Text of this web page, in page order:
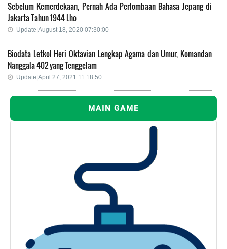
Sebelum Kemerdekaan, Pernah Ada Perlombaan Bahasa Jepang di
Jakarta Tahun 1944 Lho
Update|August 18, 2020 07:30:00
Biodata Letkol Heri Oktavian Lengkap Agama dan Umur, Komandan
Nanggala 402 yang Tenggelam
Update|April 27, 2021 11:18:50
MAIN GAME